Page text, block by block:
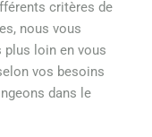
critères de
nous vous
plus loin en vous
vos besoins
dans le